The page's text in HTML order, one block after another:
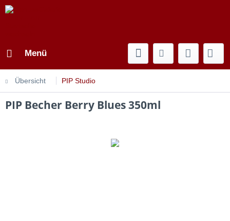
Menü
Übersicht PIP Studio
PIP Becher Berry Blues 350ml